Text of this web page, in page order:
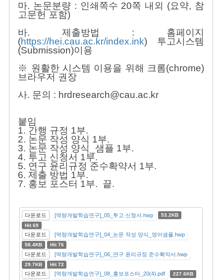
마. 논문분량 : 인쇄쪽수 20쪽 내외 (요약, 참
고문헌 포함)
바. 제출방법 : 홈페이지
(https://hei.cau.ac.kr/index.ink) 투고시스템
(Submission)이용
※ 원활한 시스템 이용을 위해 크롬(chrome)
브라우저 권장
사. 문의 : hrdresearch@cau.ac.kr
붙임
1. 간행 규정 1부.
2. 논문 작성 양식 1부.
3. 논문 작성 양식_샘플 1부.
4. 투고 신청서 1부.
5. 연구 윤리규정 준수확약서 1부.
6. 제출 방법 1부.
7. 홍보 포스터 1부. 끝.
다운로드 [역량개발학습연구]_05_투고 신청서.hwp
53.2KB
Hit 69
다운로드 [역량개발학습연구]_04_논문 작성 양식_영어샘플.hwp
58.4KB Hit 76
다운로드 [역량개발학습연구]_06_연구 윤리규정 준수확약서.hwp
29.7KB Hit 72
다운로드 [역량개발학습연구]_08_홍보포스터_20(4).pdf
227.6KB